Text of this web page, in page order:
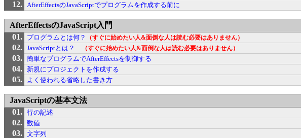
AfterEffectsのJavaScriptでプログラムを作成する前に
AfterEffectsのJavaScript入門
プログラムとは何？ （すぐに始めたい人&面倒な人は読む必要はありません）
JavaScriptとは？ （すぐに始めたい人&面倒な人は読む必要はありません）
簡単なプログラムでAfterEffectsを制御する
新規にプロジェクトを作成する
よく使われる省略した書き方
JavaScriptの基本文法
行の記述
数値
文字列